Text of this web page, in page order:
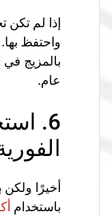
إذا لم تكن
واحتفظ
بالمزيج
عام.
6.
أخيرًا ولكن
باستخدام